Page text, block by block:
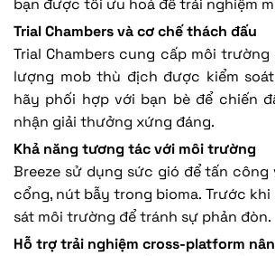
bạn được tối ưu hoá để trải nghiệm
Trial Chambers và cơ chế thách đấu
Trial Chambers cung cấp môi
lượng mob thù địch được kiểm
hãy phối hợp với bạn bè để chiến
nhận giải thưởng xứng đáng.
Khả năng tương tác với môi trường
Breeze sử dụng sức gió để tấn
cổng, nút bẫy trong bioma. Trước khi
sát môi trường để tránh sự phản đòn.
Hỗ trợ trải nghiệm cross-platform